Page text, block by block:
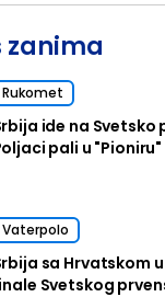
zanima
Rukomet
ide na Svetsko
pali u "Pioniru"
Vaterpolo
sa Hrvatskom
Svetskog